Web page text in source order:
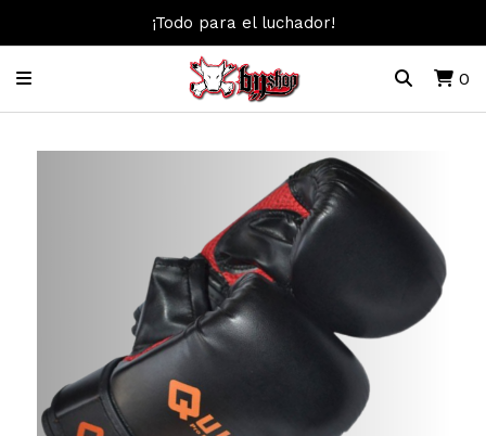
¡Todo para el luchador!
0